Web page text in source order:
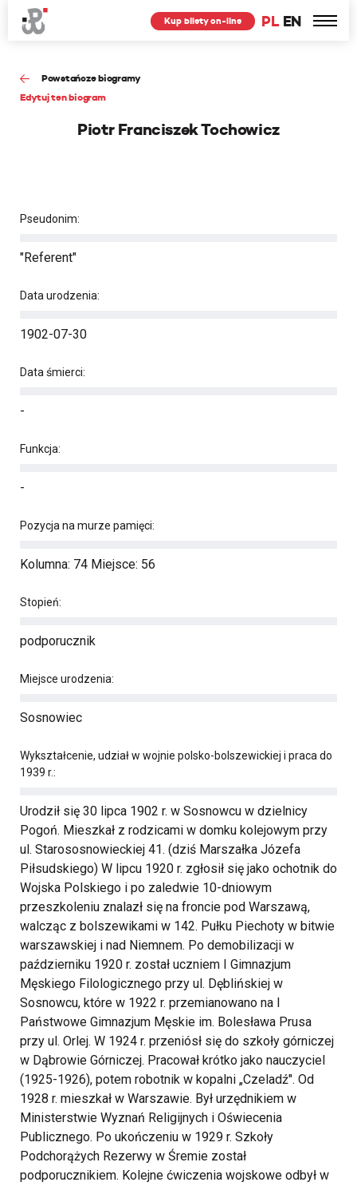
PL EN
Kup bilety on-line
Powstańcze biogramy
Edytuj ten biogram
Piotr Franciszek Tochowicz
Pseudonim:
"Referent"
Data urodzenia:
1902-07-30
Data śmierci:
-
Funkcja:
-
Pozycja na murze pamięci:
Kolumna: 74 Miejsce: 56
Stopień:
podporucznik
Miejsce urodzenia:
Sosnowiec
Wykształcenie, udział w wojnie polsko-bolszewickiej i praca do
1939 r.:
Urodził się 30 lipca 1902 r. w Sosnowcu w dzielnicy
Pogoń. Mieszkał z rodzicami w domku kolejowym przy
ul. Starososnowieckiej 41. (dziś Marszałka Józefa
Piłsudskiego) W lipcu 1920 r. zgłosił się jako ochotnik do
Wojska Polskiego i po zaledwie 10-dniowym
przeszkoleniu znalazł się na froncie pod Warszawą,
walcząc z bolszewikami w 142. Pułku Piechoty w bitwie
warszawskiej i nad Niemnem. Po demobilizacji w
październiku 1920 r. został uczniem I Gimnazjum
Męskiego Filologicznego przy ul. Dęblińskiej w
Sosnowcu, które w 1922 r. przemianowano na I
Państwowe Gimnazjum Męskie im. Bolesława Prusa
przy ul. Orlej. W 1924 r. przeniósł się do szkoły górniczej
w Dąbrowie Górniczej. Pracował krótko jako nauczyciel
(1925-1926), potem robotnik w kopalni „Czeladź". Od
1928 r. mieszkał w Warszawie. Był urzędnikiem w
Ministerstwie Wyznań Religijnych i Oświecenia
Publicznego. Po ukończeniu w 1929 r. Szkoły
Podchorążych Rezerwy w Śremie został
podporucznikiem. Kolejne ćwiczenia wojskowe odbył w